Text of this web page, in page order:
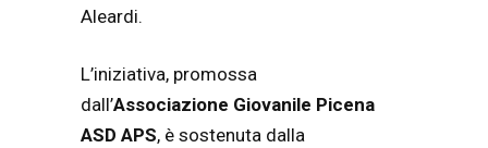
Aleardi.
L’iniziativa, promossa
dall’Associazione Giovanile Picena
ASD APS, è sostenuta dalla